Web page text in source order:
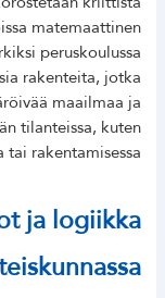
matemaattinen
peruskoulussa
rakenteita, jotka
maailmaa ja
tilanteissa, kuten
rakentamisessa.
ja logiikka